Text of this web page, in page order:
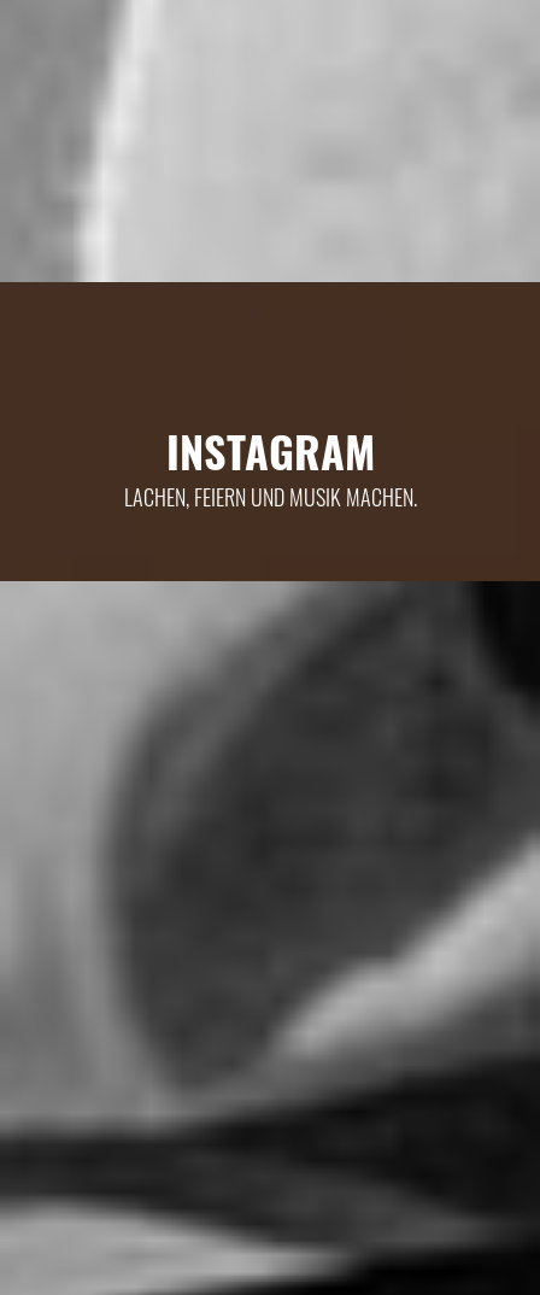
INSTAGRAM
LACHEN, FEIERN UND MUSIK MACHEN.